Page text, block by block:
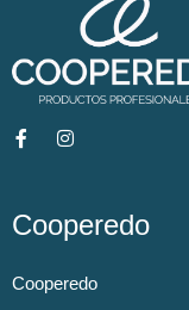
Cooperedo
Cooperedo